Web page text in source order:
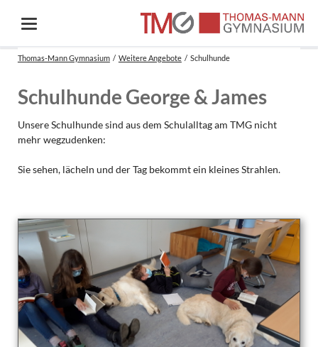
Thomas-Mann Gymnasium Weitere Angebote Schulhunde
Schulhunde George & James
Unsere Schulhunde sind aus dem Schulalltag am TMG nicht
mehr wegzudenken:
Sie sehen, lächeln und der Tag bekommt ein kleines Strahlen.